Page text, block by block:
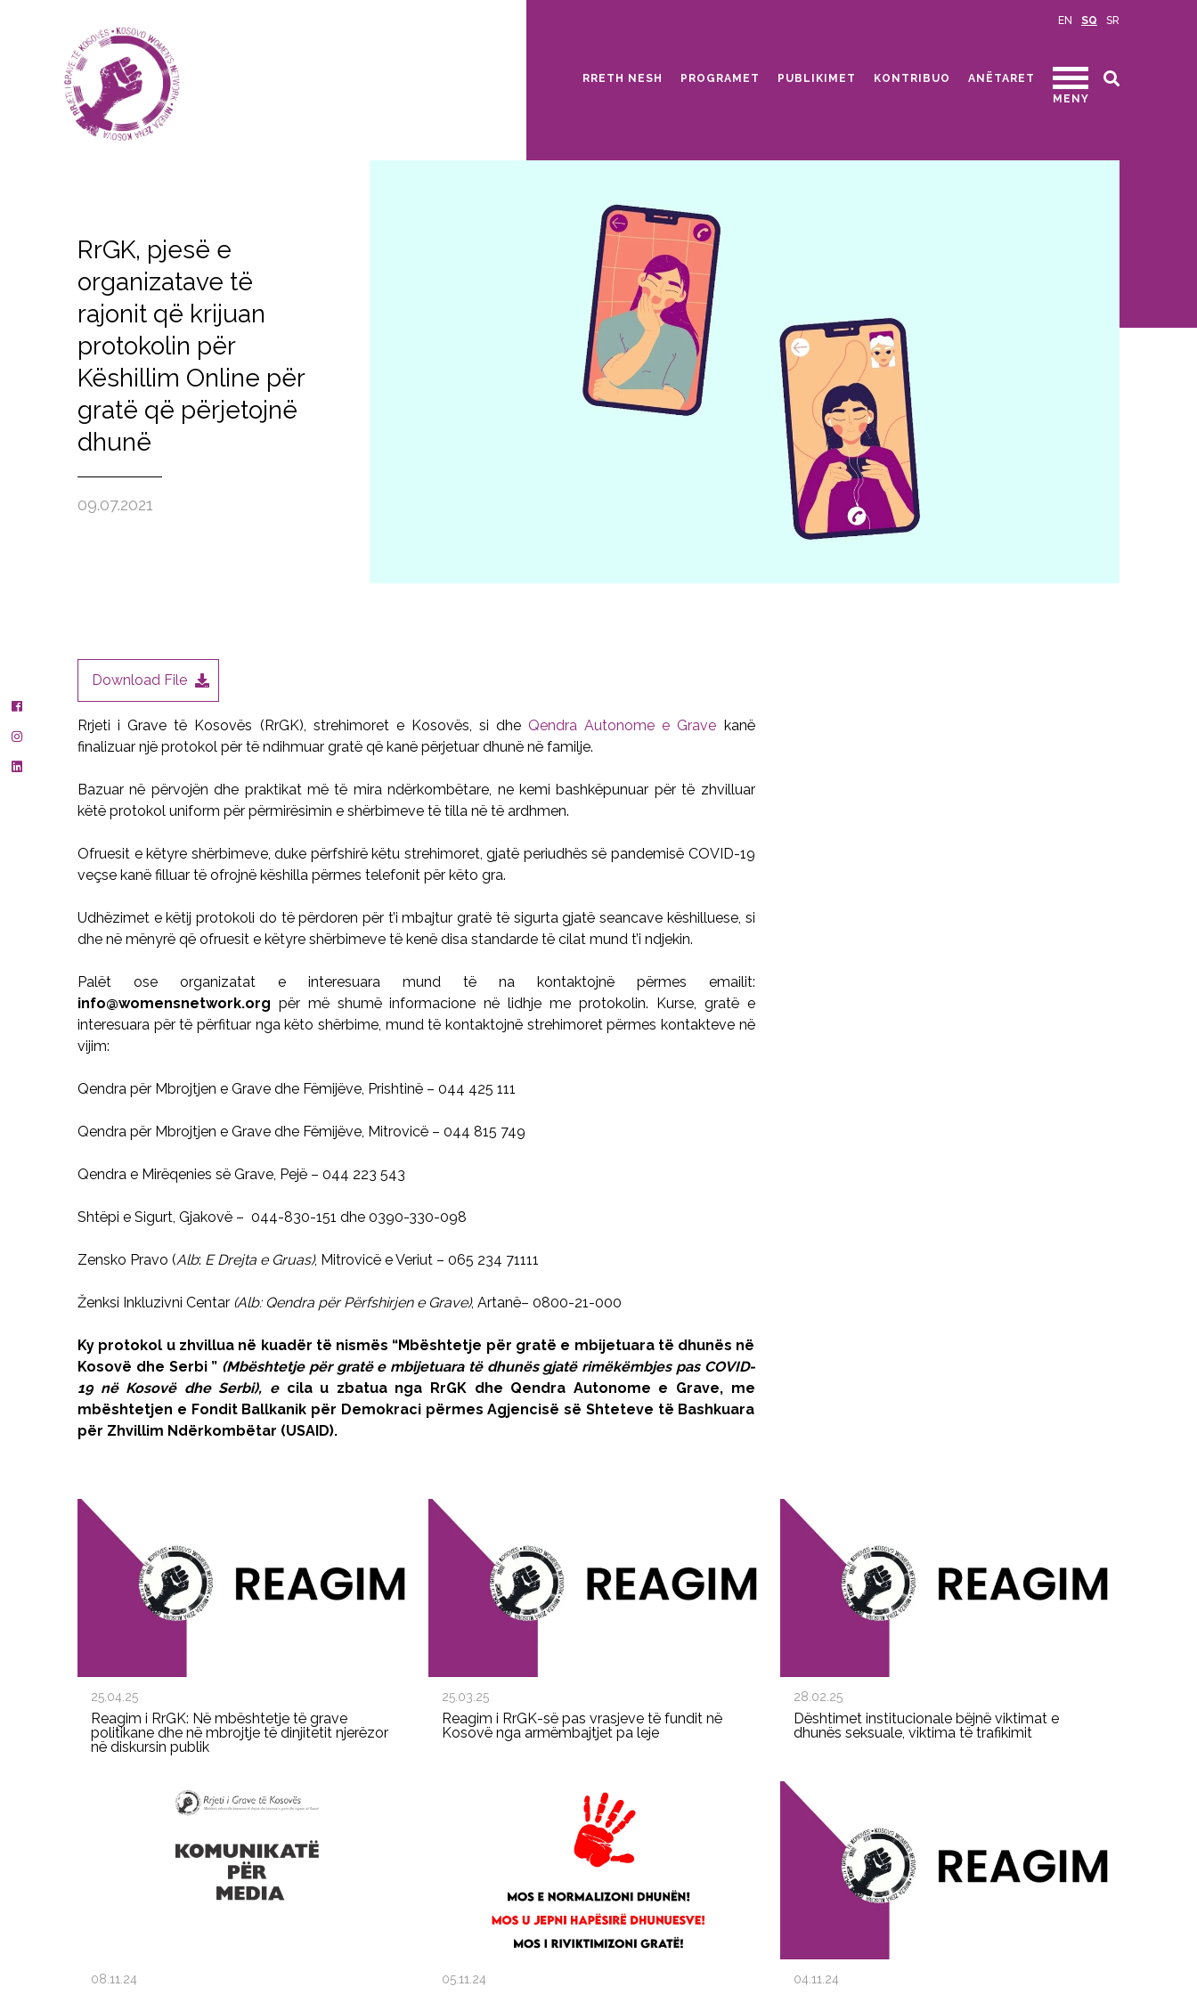
EN SQ SR
RRETH NESH PROGRAMET PUBLIKIMET KONTRIBUO
ANËTARET
MENY
RrGK, pjesë e
organizatave të
rajonit që krijuan
protokolin për
Këshillim Online për
gratë që përjetojnë
dhunë
09.07.2021
Download File
Rrjeti i Grave të Kosovës (RrGK), strehimoret e Kosovës, si dhe Qendra Autonome e Grave kanë
finalizuar një protokol për të ndihmuar gratë që kanë përjetuar dhunë në familje.
Bazuar në përvojën dhe praktikat më të mira ndërkombëtare, ne kemi bashkëpunuar për të zhvilluar
këtë protokol uniform për përmirësimin e shërbimeve të tilla në të ardhmen.
Ofruesit e këtyre shërbimeve, duke përfshirë këtu strehimoret, gjatë periudhës së pandemisë COVID-19
veçse kanë filluar të ofrojnë këshilla përmes telefonit për këto gra.
Udhëzimet e këtij protokoli do të përdoren për t’i mbajtur gratë të sigurta gjatë seancave këshilluese, si
dhe në mënyrë që ofruesit e këtyre shërbimeve të kenë disa standarde të cilat mund t’i ndjekin.
Palët ose organizatat e interesuara mund të na kontaktojnë përmes emailit:
info@womensnetwork.org për më shumë informacione në lidhje me protokolin. Kurse, gratë e
interesuara për të përfituar nga këto shërbime, mund të kontaktojnë strehimoret përmes kontakteve në
vijim:
Qendra për Mbrojtjen e Grave dhe Fëmijëve, Prishtinë – 044 425 111
Qendra për Mbrojtjen e Grave dhe Fëmijëve, Mitrovicë – 044 815 749
Qendra e Mirëqenies së Grave, Pejë – 044 223 543
Shtëpi e Sigurt, Gjakovë – 044-830-151 dhe 0390-330-098
Zensko Pravo (Alb: E Drejta e Gruas), Mitrovicë e Veriut – 065 234 71111
Ženksi Inkluzivni Centar (Alb: Qendra për Përfshirjen e Grave), Artanë– 0800-21-000
Ky protokol u zhvillua në kuadër të nismës “Mbështetje për gratë e mbijetuara të dhunës në
Kosovë dhe Serbi ” (Mbështetje për gratë e mbijetuara të dhunës gjatë rimëkëmbjes pas COVID-
19 në Kosovë dhe Serbi), e cila u zbatua nga RrGK dhe Qendra Autonome e Grave, me
mbështetjen e Fondit Ballkanik për Demokraci përmes Agjencisë së Shteteve të Bashkuara
për Zhvillim Ndërkombëtar (USAID).
25.04.25
Reagim i RrGK: Në mbështetje të grave
politikane dhe në mbrojtje të dinjitetit njerëzor
në diskursin publik
25.03.25
Reagim i RrGK-së pas vrasjeve të fundit në
Kosovë nga armëmbajtjet pa leje
28.02.25
Dështimet institucionale bëjnë viktimat e
dhunës seksuale, viktima të trafikimit
08.11.24 05.11.24 04.11.24